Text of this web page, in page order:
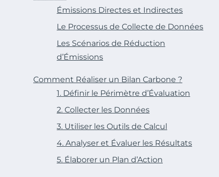
Émissions Directes et Indirectes
Le Processus de Collecte de Données
Les Scénarios de Réduction
d’Émissions
Comment Réaliser un Bilan Carbone ?
1. Définir le Périmètre d’Évaluation
2. Collecter les Données
3. Utiliser les Outils de Calcul
4. Analyser et Évaluer les Résultats
5. Élaborer un Plan d’Action